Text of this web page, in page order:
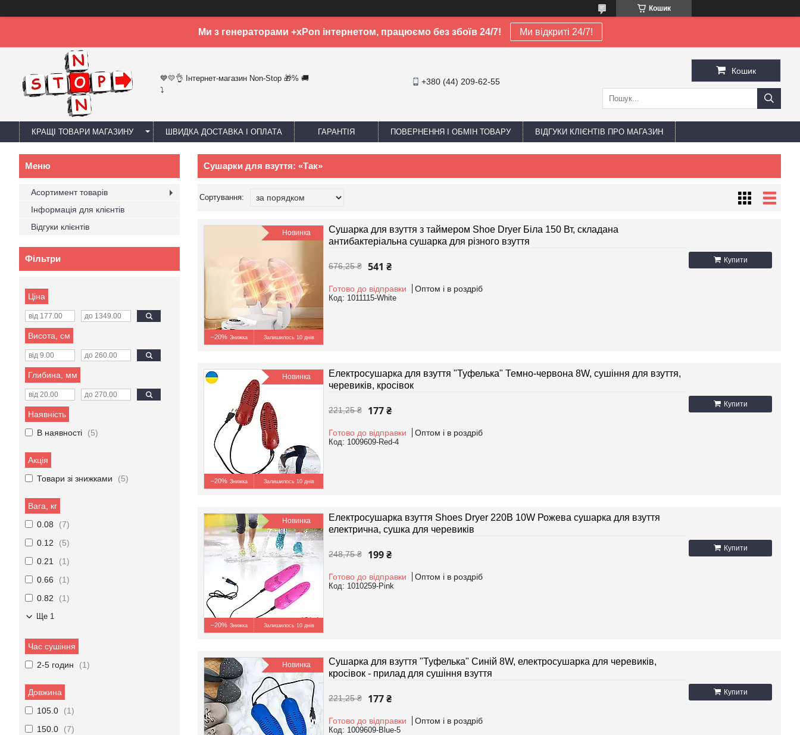
Кошик
Ми з генераторами +xPon інтернетом, працюємо без збоїв 24/7! Ми відкриті 24/7!
💙💛👌 Інтернет-магазин Non-Stop 🎁% 🚚
⤵
+380 (44) 209-62-55
Кошик
КРАЩІ ТОВАРИ МАГАЗИНУ ШВИДКА ДОСТАВКА І ОПЛАТА ГАРАНТІЯ ПОВЕРНЕННЯ І ОБМІН ТОВАРУ ВІДГУКИ КЛІЄНТІВ ПРО МАГАЗИН
Сушарки для взуття: «Так»
Новинка
–20% Залишилось 10 днів
Купити
Сушарка для взуття з таймером Shoe Dryer Біла 150 Вт, складана
антибактеріальна сушарка для різного взуття
676,25 ₴ 541 ₴
Готово до відправки Оптом і в роздріб
1011115-White
Новинка
–20% Залишилось 10 днів
Купити
Електросушарка для взуття "Туфелька" Темно-червона 8W, сушіння для взуття,
черевиків, кросівок
221,25 ₴ 177 ₴
Готово до відправки Оптом і в роздріб
1009609-Red-4
Новинка
–20% Залишилось 10 днів
Купити
Електросушарка взуття Shoes Dryer 220В 10W Рожева сушарка для взуття
електрична, сушка для черевиків
248,75 ₴ 199 ₴
Готово до відправки Оптом і в роздріб
1010259-Pink
Новинка
Купити
Сушарка для взуття "Туфелька" Синій 8W, електросушарка для черевиків,
кросівок - прилад для сушіння взуття
221,25 ₴ 177 ₴
Готово до відправки Оптом і в роздріб
1009609-Blue-5
Асортимент товарів
Інформація для клієнтів
Відгуки клієнтів
Фільтри
Ціна
Висота, см
Глибина, мм
Наявність
В наявності
5
Акція
Товари зі знижками
5
Вага, кг
0.08
7
0.12
5
0.21
1
0.66
1
0.82
1
Ще 1
Час сушіння
2-5 годин
1
Довжина
105.0
1
150.0
7